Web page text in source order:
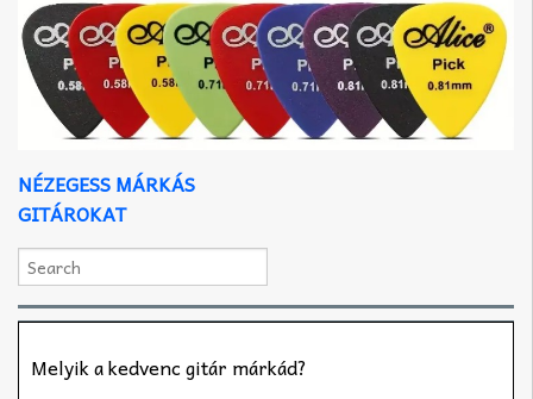
NÉZEGESS MÁRKÁS
GITÁROKAT
Melyik a kedvenc gitár márkád?